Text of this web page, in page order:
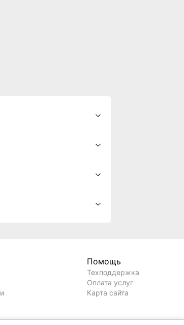
Помощь
Техподдержка
Оплата услуг